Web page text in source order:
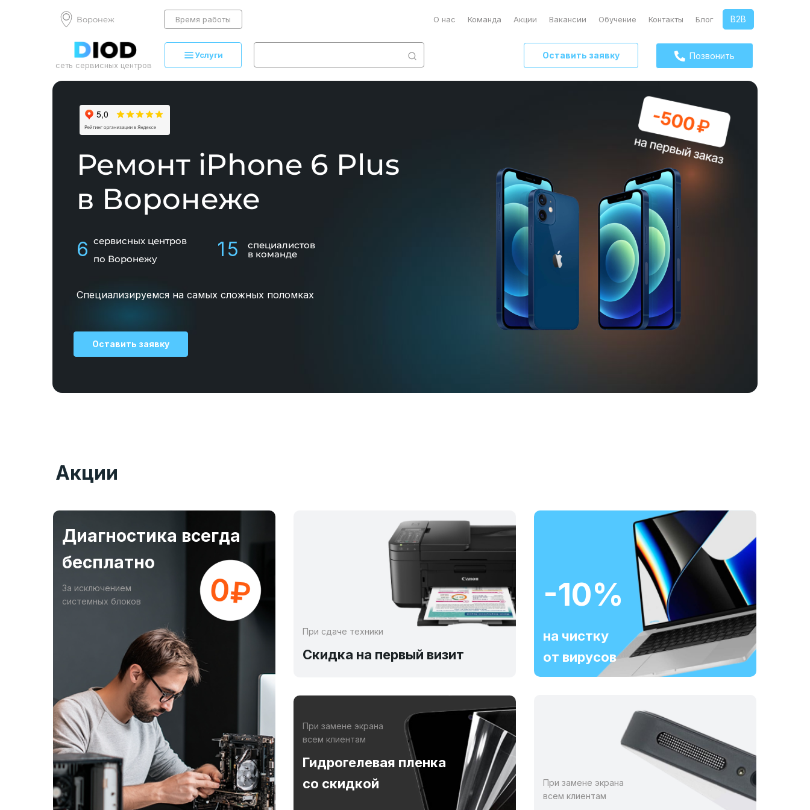
Воронеж Время работы О нас Команда Акции Вакансии Обучение Контакты Блог B2B
сеть сервисных центров
Услуги Оставить заявку Позвонить
Ремонт iPhone 6 Plus
в Воронеже
6 сервисных центров
по Воронежу
15 специалистов
в команде
Специализируемся на самых сложных поломках
Оставить заявку
Акции
Диагностика всегда
бесплатно
За исключением
системных блоков
При сдаче техники
Скидка на первый визит
При замене экрана
всем клиентам
Гидрогелевая пленка
со скидкой
-10%
на чистку
от вирусов
При замене экрана
всем клиентам